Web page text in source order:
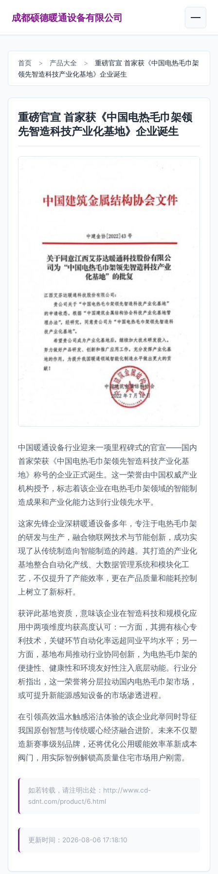
成都硕德暖通设备有限公司
首页 > 产品大全 >
重磅官宣 首家获《中国电热毛巾架
领先智造科技产业化基地》企业诞生
重磅官宣 首家获《中国电热毛巾架领
先智造科技产业化基地》企业诞生
中国暖通设备行业迎来一项里程碑式的官宣——国内
首家荣获《中国电热毛巾架领先智造科技产业化基
地》称号的企业正式诞生。这一荣誉由中国权威产业
机构授予，标志着该企业在电热毛巾架领域的智能制
造成果和产业化能力达到行业领先水平。
这家先锋企业深耕暖通设备多年，专注于电热毛巾架
的研发与生产，融合物联网技术与节能创新，成功实
现了从传统制造向智能制造的跨越。其打造的产业化
基地整合自动化产线、大数据管理系统和模块化工
艺，不仅提升了产能效率，更在产品质量和能耗控制
上树立了新标杆。
获评此基地资质，意味该企业在智造科技和规模化应
用中两项维度均获高度认可：一方面，其拥有核心专
利技术，关键环节自动化率远超同业平均水平；另一
方面，基地布局推动行业协同创新，为电热毛巾架的
便捷性、健康性和环境友好性注入底层动能。行业分
析指出，这一荣誉将分层拉动国内电热毛巾架市场，
或可提升新能源感知设备的市场渗透进程。
在引领高效温水触感浴洁体验的该企业此举同时导征
我国原创智慧与传统暖心经济融合进阶。未来不仅塑
造新赛事级别品牌，还将优化公用暖能效率革新成本
阀门，用实际智例解锁高质量住宅市场用户刚需。
如若转载，请注明出处：http://www.cd-
sdnt.com/product/6.html
更新时间：2026-08-06 17:18:10